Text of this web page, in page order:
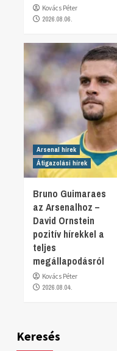
Kovács Péter
2026.08.06.
Arsenal hírek
Átigazolási hírek
Bruno Guimaraes
az Arsenalhoz –
David Ornstein
pozitív hírekkel a
teljes
megállapodásról
Kovács Péter
2026.08.04.
Keresés